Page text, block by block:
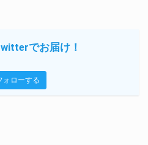
でお届け！
ォローする